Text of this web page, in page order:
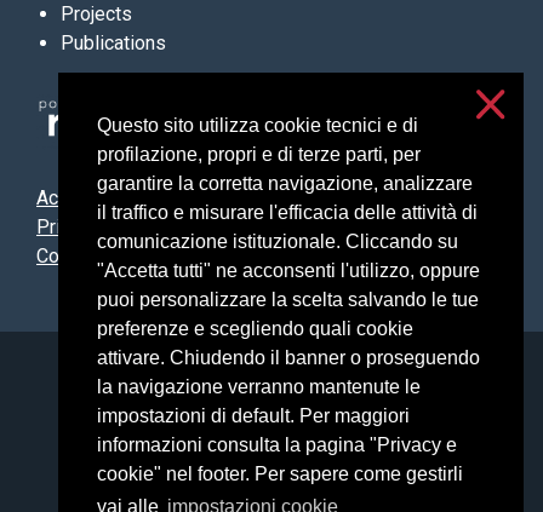
Questo sito utilizza cookie tecnici e di
profilazione, propri e di terze parti, per
garantire la corretta navigazione, analizzare
il traffico e misurare l'efficacia delle attività di
comunicazione istituzionale. Cliccando su
"Accetta tutti" ne acconsenti l'utilizzo, oppure
puoi personalizzare la scelta salvando le tue
preferenze e scegliendo quali cookie
attivare. Chiudendo il banner o proseguendo
la navigazione verranno mantenute le
impostazioni di default. Per maggiori
informazioni consulta la pagina "Privacy e
cookie" nel footer. Per sapere come gestirli
vai alle impostazioni cookie
Projects
Publications
Accessibilità
Privacy & cookies
Cookie settings
Università degli Studi di Milano
Via Festa del Perdono, 7 - 20122 Milano
Posta Elettronica Certificata